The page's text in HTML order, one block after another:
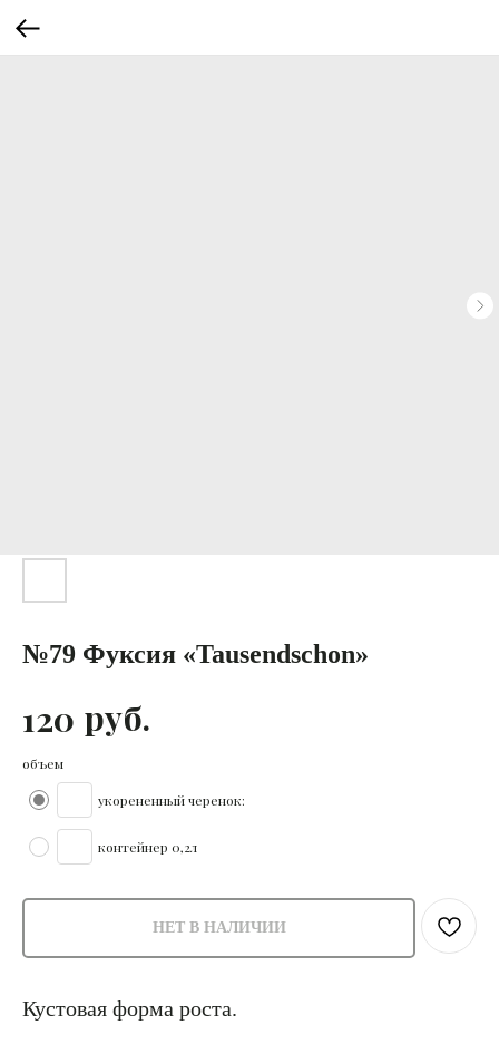
№79 Фуксия «Tausendschon»
120 руб.
объем
укорененный черенок:
контейнер 0,2л
НЕТ В НАЛИЧИИ
Кустовая форма роста.